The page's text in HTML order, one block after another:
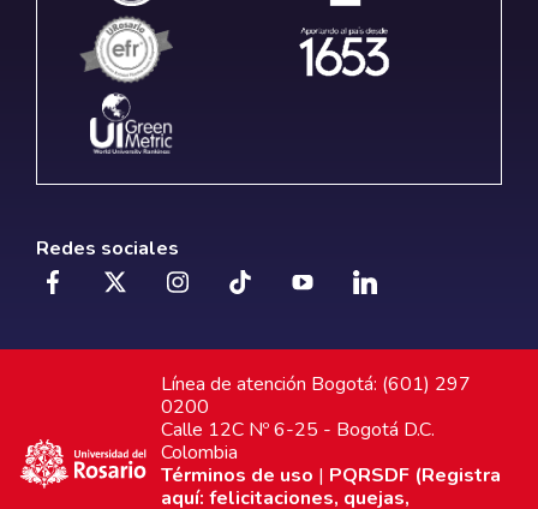
Redes sociales
Línea de atención Bogotá: (601) 297
0200
Calle 12C Nº 6-25 - Bogotá D.C.
Colombia
Términos de uso | PQRSDF (Registra
aquí: felicitaciones, quejas,